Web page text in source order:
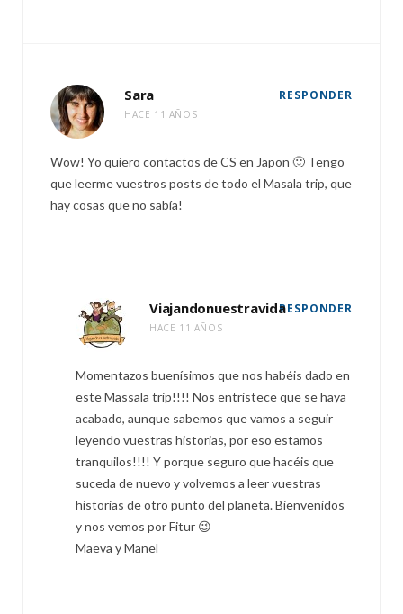
Sara
HACE 11 AÑOS
RESPONDER
Wow! Yo quiero contactos de CS en Japon 🙂 Tengo
que leerme vuestros posts de todo el Masala trip, que
hay cosas que no sabía!
Viajandonuestravida
HACE 11 AÑOS
RESPONDER
Momentazos buenísimos que nos habéis dado en
este Massala trip!!!! Nos entristece que se haya
acabado, aunque sabemos que vamos a seguir
leyendo vuestras historias, por eso estamos
tranquilos!!!! Y porque seguro que hacéis que
suceda de nuevo y volvemos a leer vuestras
historias de otro punto del planeta. Bienvenidos
y nos vemos por Fitur 😉
Maeva y Manel